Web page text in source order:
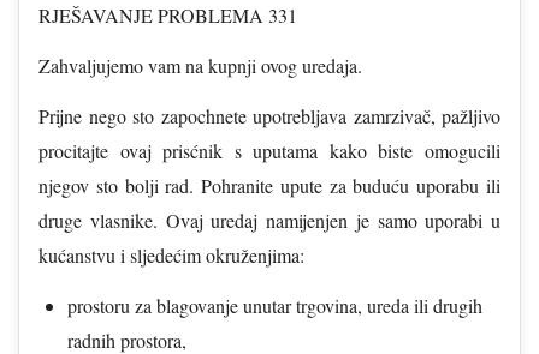
RJEŠAVANJE PROBLEMA 331
Zahvaljujemo vam na kupnji ovog uredaja.
Prijne nego sto zapochnete upotrebljava zamrzivač, pažljivo
procitajte ovaj prisćnik s uputama kako biste omogucili
njegov sto bolji rad. Pohranite upute za buduću uporabu ili
druge vlasnike. Ovaj uredaj namijenjen je samo uporabi u
kućanstvu i sljedećim okruženjima:
prostoru za blagovanje unutar trgovina, ureda ili drugih
radnih prostora,